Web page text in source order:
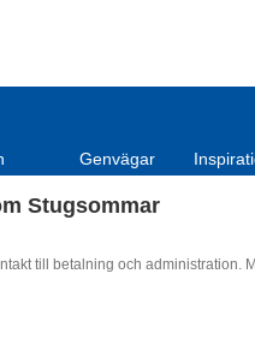
Genvägar
Stugsommar
till betalning och administration.